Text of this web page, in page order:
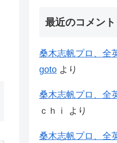
最近のコメント
桑木志帆プロ、全
goto より
桑木志帆プロ、全
ｃｈｉ
より
桑木志帆プロ、全